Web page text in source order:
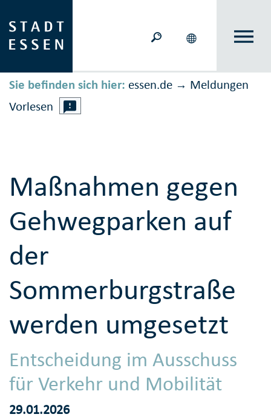
Sie befinden sich hier: essen.de → Meldungen
Vorlesen
Maßnahmen gegen
Gehwegparken auf
der
Sommerburgstraße
werden umgesetzt
Entscheidung im Ausschuss
für Verkehr und Mobilität
29.01.2026